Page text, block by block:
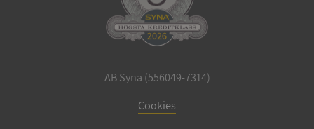
AB Syna (556049-7314)
Cookies
de.syna.se